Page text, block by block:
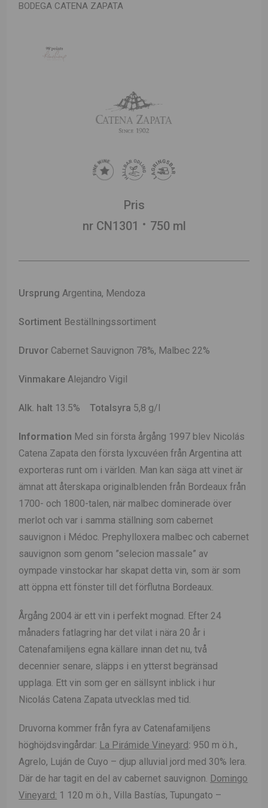
BODEGA CATENA ZAPATA
Pris
nr CN1301
750 ml
Ursprung Argentina, Mendoza
Sortiment Beställningssortiment
Druvor Cabernet Sauvignon 78%, Malbec 22%
Vinmakare Alejandro Vigil
Alk. halt 13.5% Totalsyra 5,8 g/l
Information Med sin första årgång 1997 blev Nicolás
Catena Zapata den första lyxcuvéen från Argentina att
exporteras runt om i världen. Man kan säga att vinet är
ämnat att återskapa originalblenden från Bordeaux från
1700- och 1800-talen, när malbec dominerade över
merlot och var i samma ställning som cabernet
sauvignon i Médoc. Prephylloxera malbec och cabernet
sauvignon som genom ”selecion massale” av
oympade vinstockar har skapat detta vin, som är som
att öppna ett fönster till det förflutna Bordeaux.
Årgång 2004 är ett vin i perfekt mognad. Efter 24
månaders fatlagring har det vilat i nära 20 år i
Catenafamiljens egna källare innan det nu, två
decennier senare, släpps i en ytterst begränsad
upplaga. Ett vin som ger en sällsynt inblick i hur
Nicolás Catena Zapata utvecklas med tid.
Druvorna kommer från fyra av Catenafamiljens
höghöjdsvingårdar: La Pirámide Vineyard: 950 m ö.h.,
Agrelo, Luján de Cuyo – djup alluvial jord med 30% lera.
Där de har tagit en del av cabernet sauvignon. Domingo
Vineyard: 1 120 m ö.h., Villa Bastías, Tupungato –